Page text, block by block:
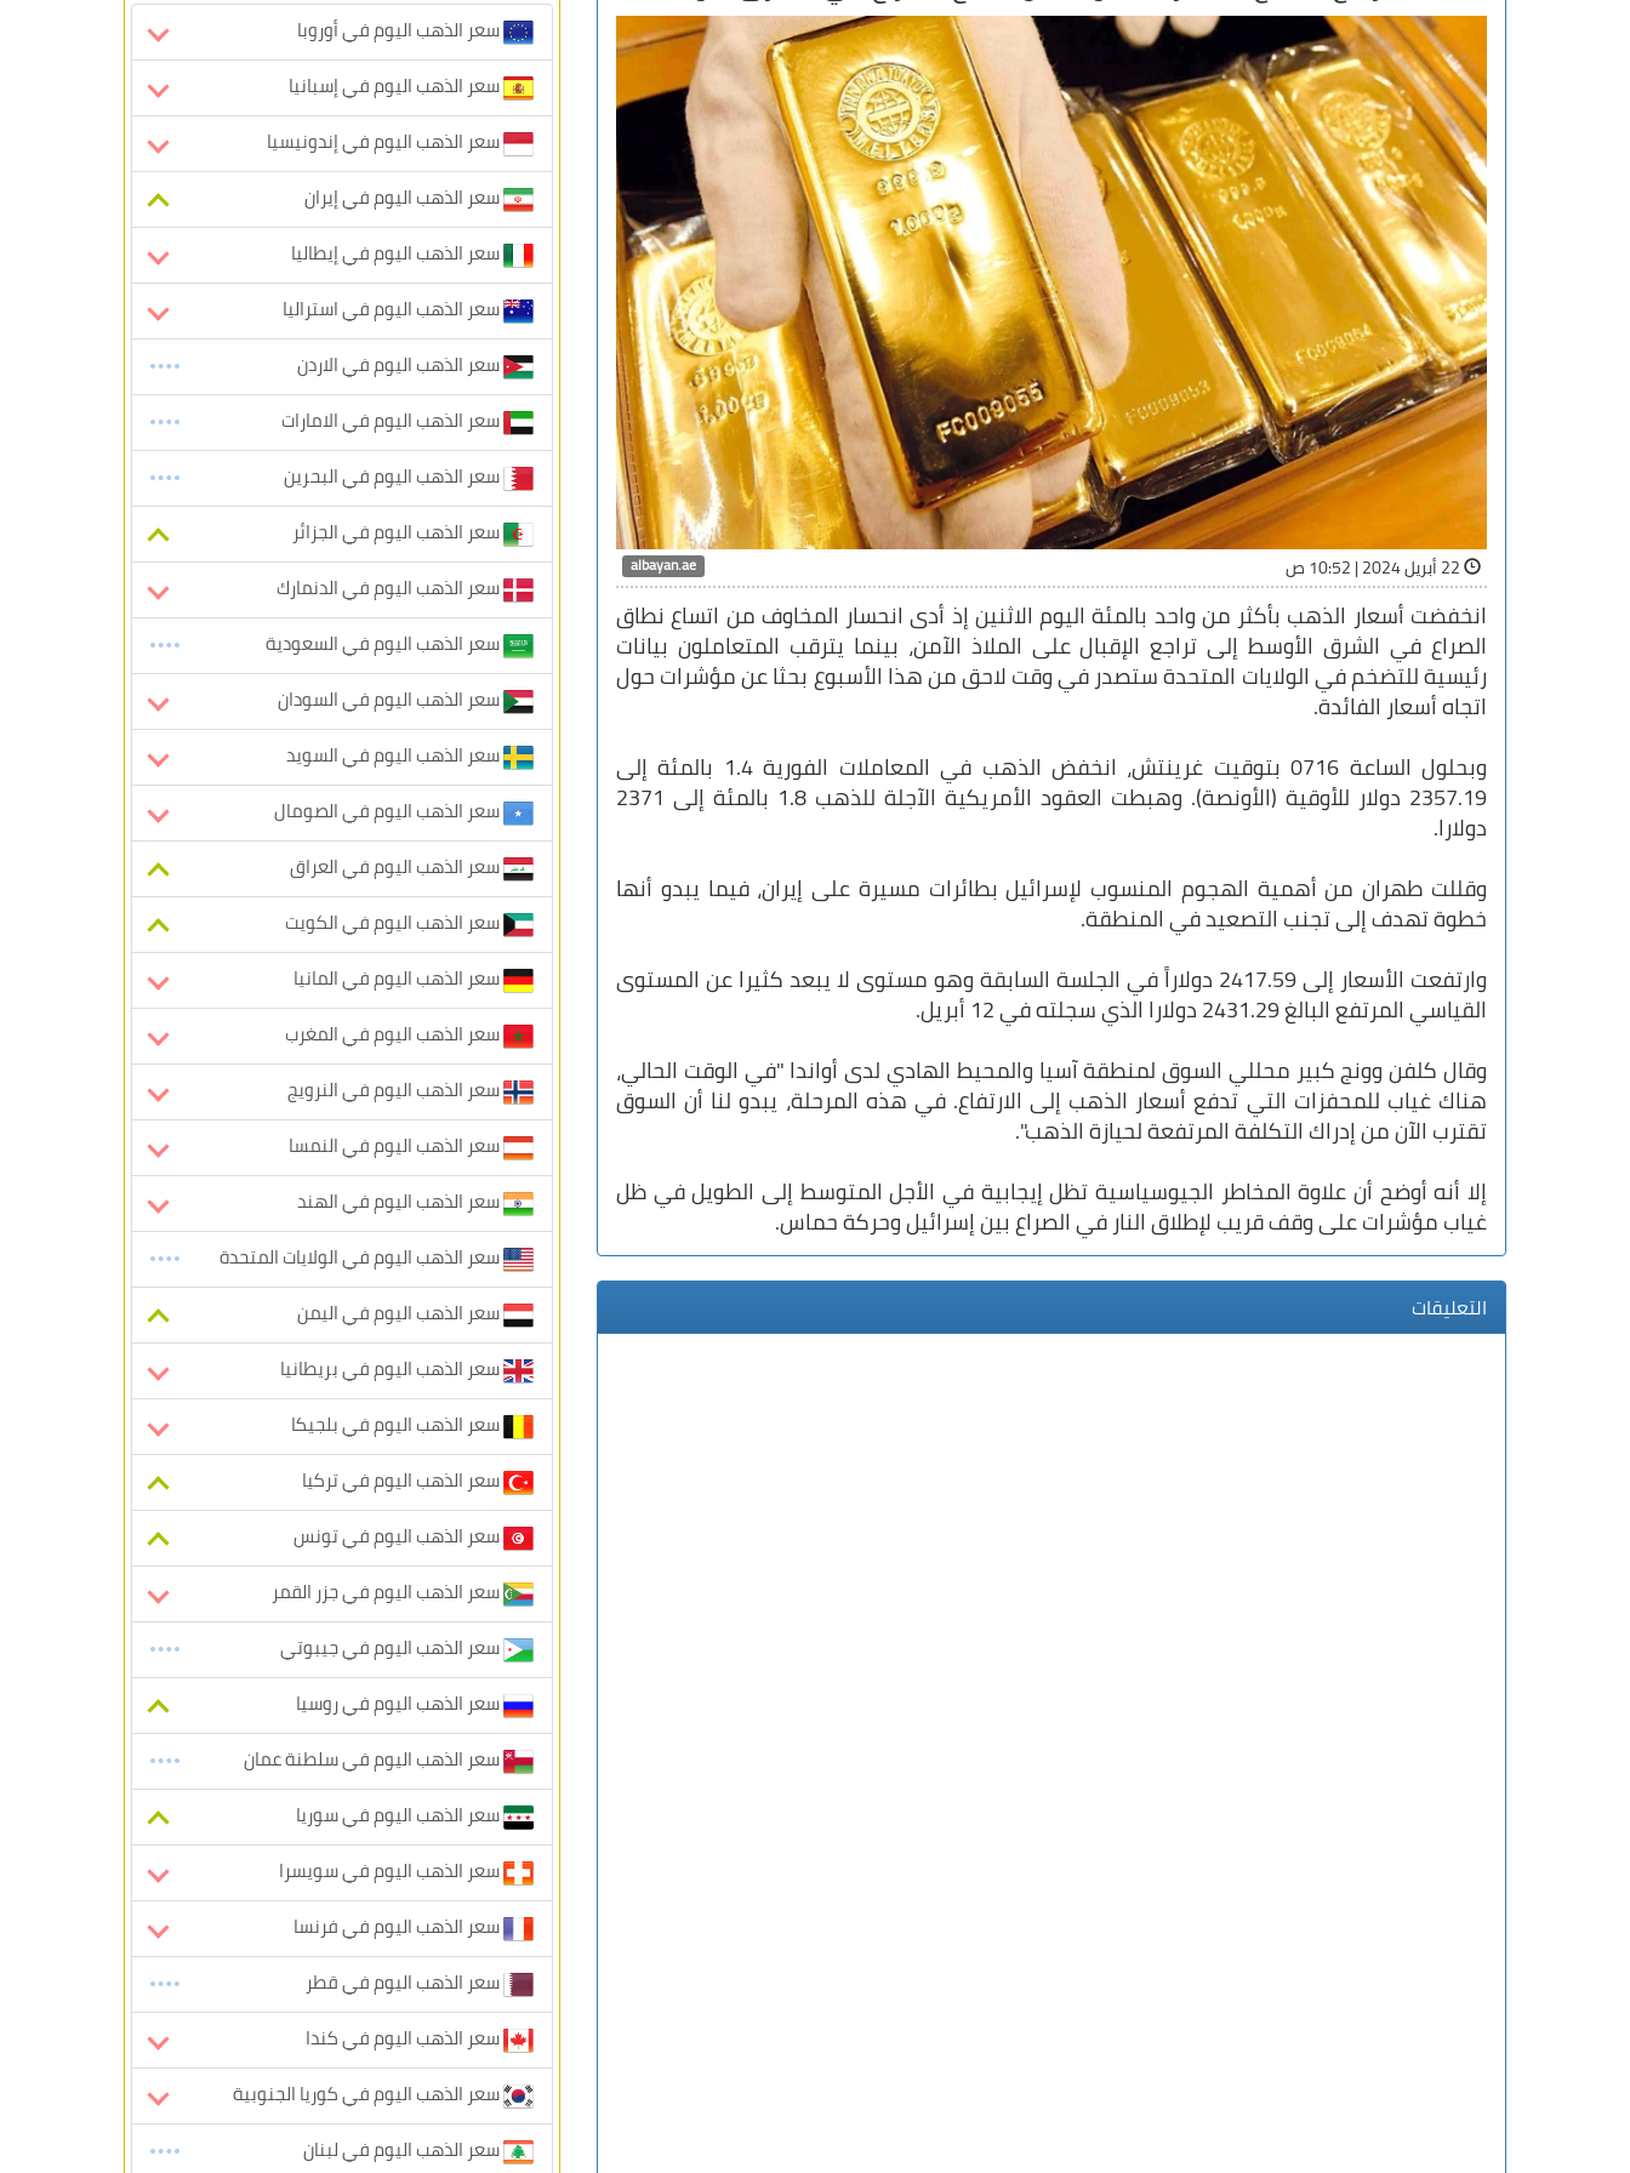
albayan.ae
انخفضت أسعار الذهب بأكثر من واحد بالمئة اليوم الاثنين إذ أدى انحسار المخاوف من اتساع نطاق
الصراع في الشرق الأوسط إلى تراجع الإقبال على الملاذ الآمن، بينما يترقب المتعاملون بيانات
رئيسية‭ ‬للتضخم في الولايات المتحدة ستصدر في وقت لاحق من هذا الأسبوع بحثا عن مؤشرات حول
اتجاه أسعار الفائدة.
وبحلول الساعة 0716 بتوقيت غرينتش، انخفض الذهب في المعاملات الفورية 1.4 بالمئة إلى
2357.19 دولار للأوقية (الأونصة). وهبطت العقود الأمريكية الآجلة للذهب 1.8 بالمئة إلى 2371
دولارا.
وقللت طهران من أهمية الهجوم المنسوب لإسرائيل بطائرات مسيرة على إيران، فيما يبدو أنها
خطوة تهدف إلى تجنب التصعيد في المنطقة.
وارتفعت الأسعار إلى 2417.59 دولاراً في الجلسة السابقة وهو مستوى لا يبعد كثيرا عن المستوى
القياسي المرتفع البالغ 2431.29 دولارا الذي سجلته في 12 أبريل.
وقال كلفن وونج كبير محللي السوق لمنطقة آسيا والمحيط الهادي لدى أواندا "في الوقت الحالي،
هناك غياب للمحفزات التي تدفع أسعار الذهب إلى الارتفاع. في هذه المرحلة، يبدو لنا أن السوق
تقترب الآن من إدراك التكلفة المرتفعة لحيازة الذهب".
إلا أنه أوضح أن علاوة المخاطر الجيوسياسية تظل إيجابية في الأجل المتوسط ​​إلى الطويل في ظل
غياب مؤشرات على وقف قريب لإطلاق النار في الصراع بين إسرائيل وحركة حماس.
التعليقات
سعر الذهب اليوم في أوروبا
سعر الذهب اليوم في إسبانيا
سعر الذهب اليوم في إندونيسيا
سعر الذهب اليوم في إيران
سعر الذهب اليوم في إيطاليا
سعر الذهب اليوم في استراليا
سعر الذهب اليوم في الاردن
سعر الذهب اليوم في الامارات
سعر الذهب اليوم في البحرين
سعر الذهب اليوم في الجزائر
سعر الذهب اليوم في الدنمارك
سعر الذهب اليوم في السعودية
سعر الذهب اليوم في السودان
سعر الذهب اليوم في السويد
سعر الذهب اليوم في الصومال
سعر الذهب اليوم في العراق
سعر الذهب اليوم في الكويت
سعر الذهب اليوم في المانيا
سعر الذهب اليوم في المغرب
سعر الذهب اليوم في النرويج
سعر الذهب اليوم في النمسا
سعر الذهب اليوم في الهند
سعر الذهب اليوم في الولايات المتحدة
سعر الذهب اليوم في اليمن
سعر الذهب اليوم في بريطانيا
سعر الذهب اليوم في بلجيكا
سعر الذهب اليوم في تركيا
سعر الذهب اليوم في تونس
سعر الذهب اليوم في جزر القمر
سعر الذهب اليوم في جيبوتي
سعر الذهب اليوم في روسيا
سعر الذهب اليوم في سلطنة عمان
سعر الذهب اليوم في سوريا
سعر الذهب اليوم في سويسرا
سعر الذهب اليوم في فرنسا
سعر الذهب اليوم في قطر
سعر الذهب اليوم في كندا
سعر الذهب اليوم في كوريا الجنوبية
سعر الذهب اليوم في لبنان